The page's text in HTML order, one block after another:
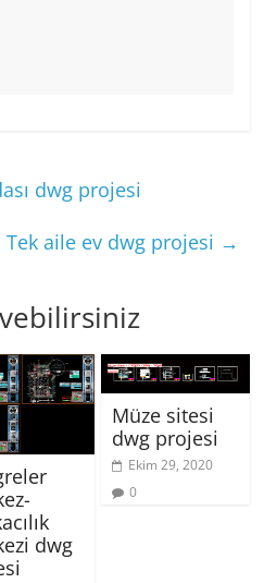
dwg projesi
Tek aile ev dwg projesi →
dwg
Müze sitesi
dwg projesi
Ekim 29, 2020
0